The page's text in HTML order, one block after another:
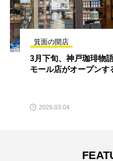
箕面の開店
3月下旬、神戸珈琲物
モール店がオープンす
2026.03.04